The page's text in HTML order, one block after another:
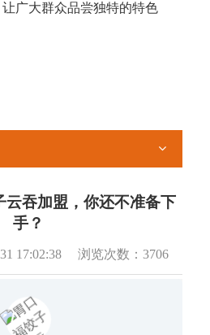
广大群众品尝独特的特色
云吞加盟，你还不准备下
手？
17:02:38 浏览次数： 3706